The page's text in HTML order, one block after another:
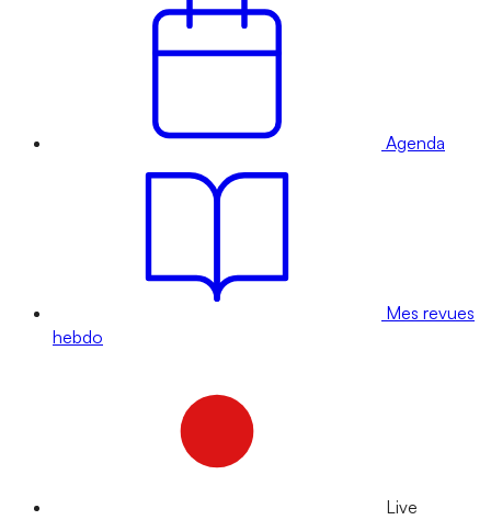
Agenda
Mes revues
hebdo
Live